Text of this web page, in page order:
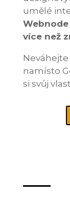
umělé
více než
namísto
si svůj